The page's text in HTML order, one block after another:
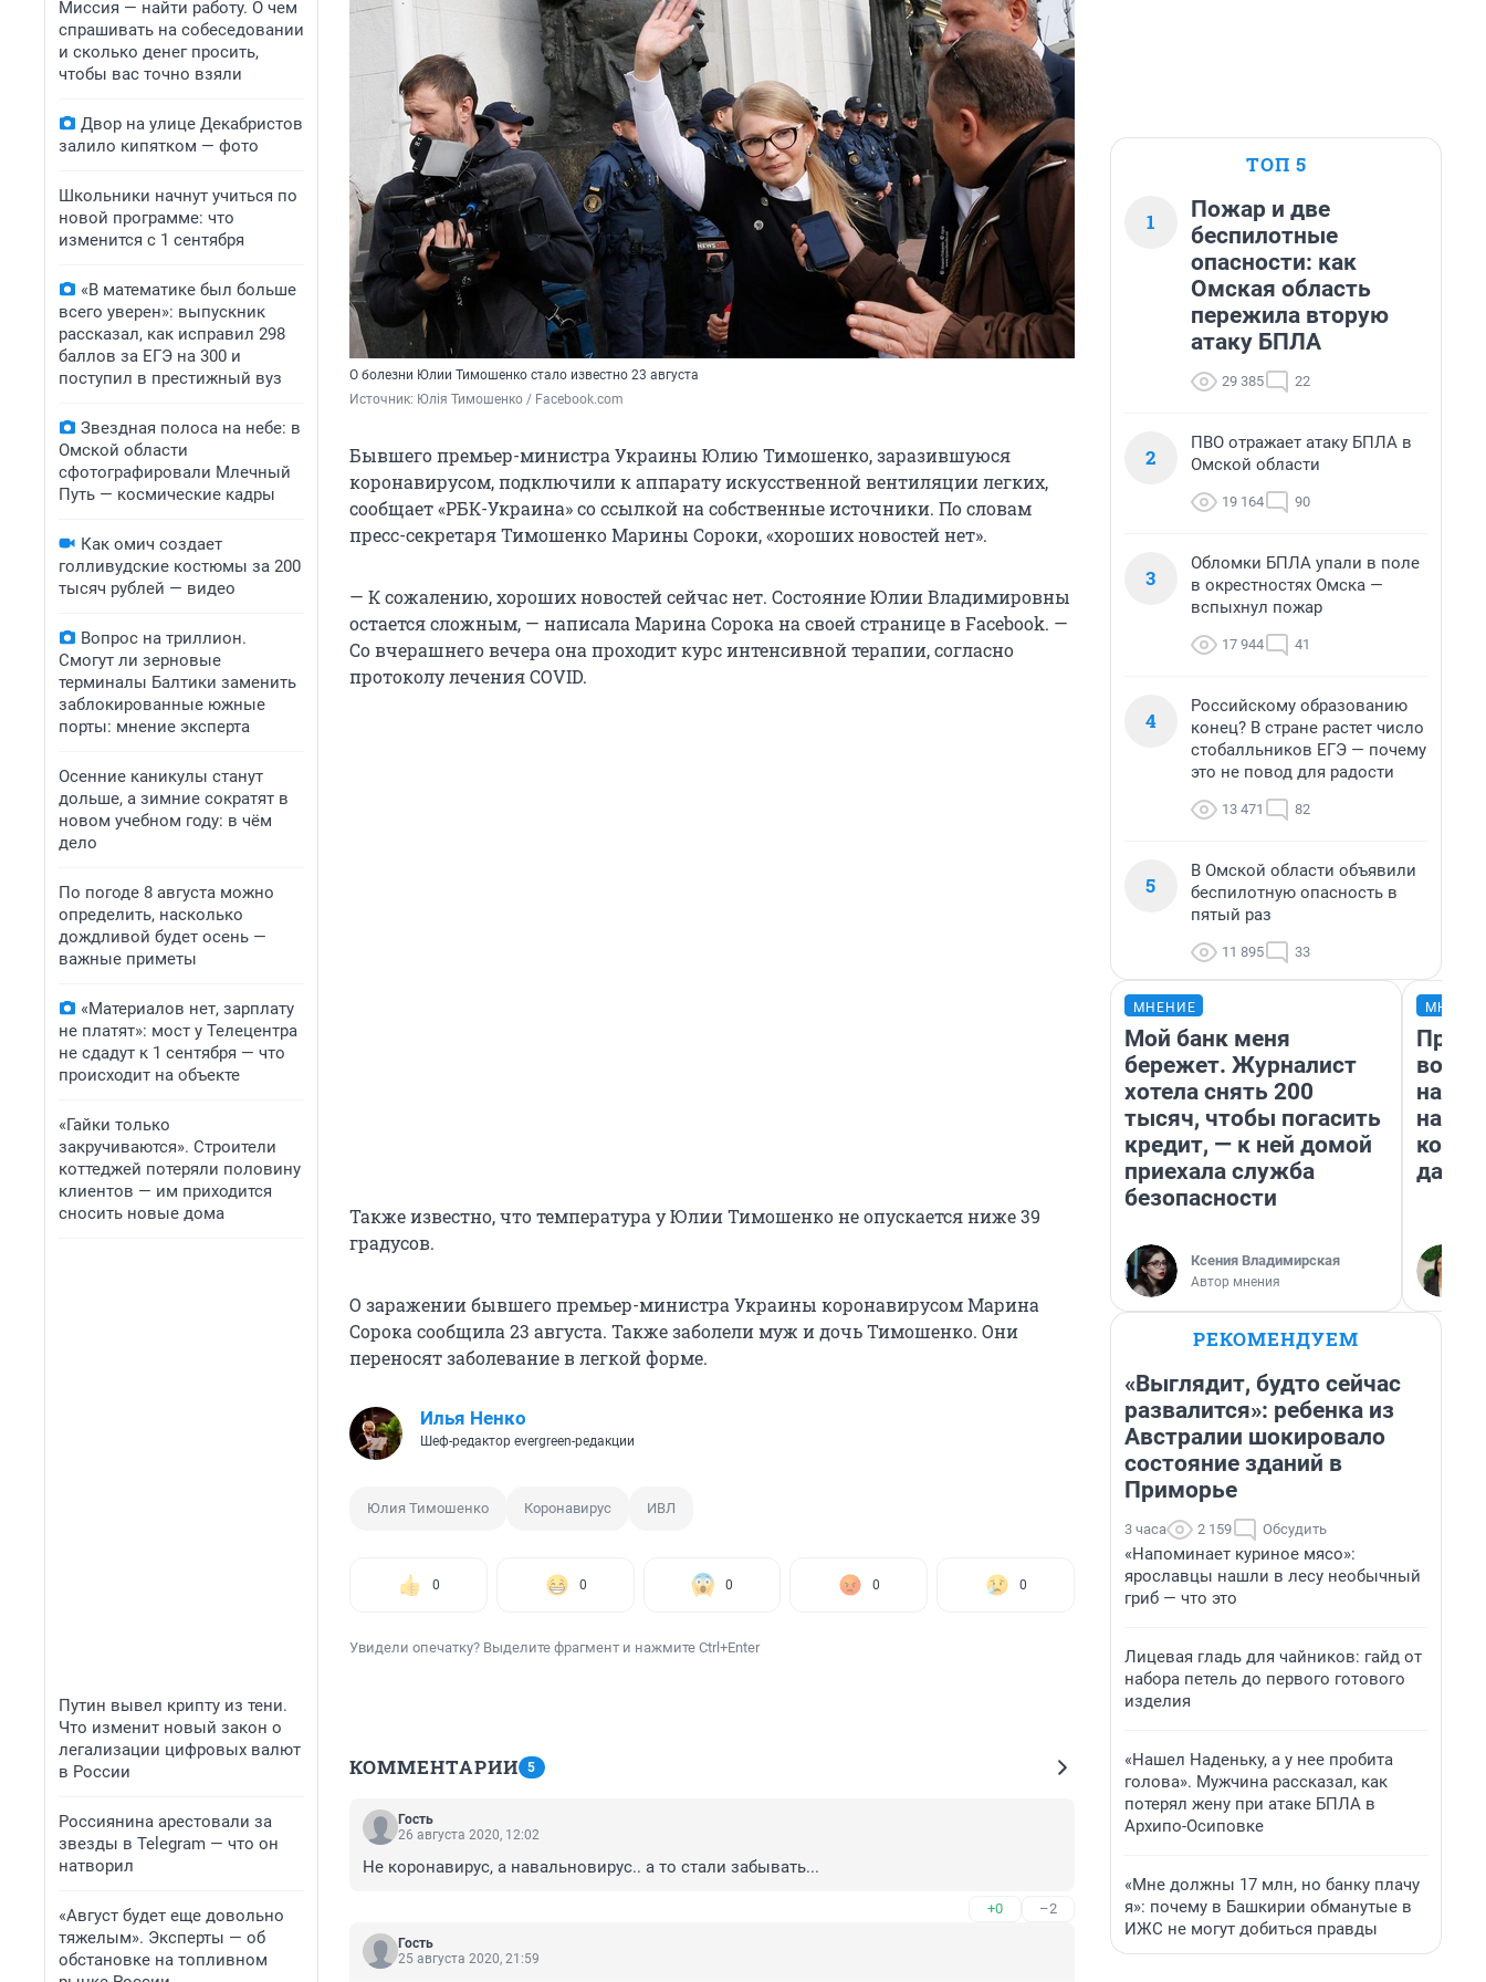
Миссия — найти работу. О чем
спрашивать на собеседовании
и сколько денег просить,
чтобы вас точно взяли
Двор на улице Декабристов
залило кипятком — фото
Школьники начнут учиться по
новой программе: что
изменится с 1 сентября
«В математике был больше
всего уверен»: выпускник
рассказал, как исправил 298
баллов за ЕГЭ на 300 и
поступил в престижный вуз
Звездная полоса на небе: в
Омской области
сфотографировали Млечный
Путь — космические кадры
Как омич создает
голливудские костюмы за 200
тысяч рублей — видео
Вопрос на триллион.
Смогут ли зерновые
терминалы Балтики заменить
заблокированные южные
порты: мнение эксперта
Осенние каникулы станут
дольше, а зимние сократят в
новом учебном году: в чём
дело
По погоде 8 августа можно
определить, насколько
дождливой будет осень —
важные приметы
«Материалов нет, зарплату
не платят»: мост у Телецентра
не сдадут к 1 сентября — что
происходит на объекте
«Гайки только
закручиваются». Строители
коттеджей потеряли половину
клиентов — им приходится
сносить новые дома
Путин вывел крипту из тени.
Что изменит новый закон о
легализации цифровых валют
в России
Россиянина арестовали за
звезды в Telegram — что он
натворил
«Август будет еще довольно
тяжелым». Эксперты — об
обстановке на топливном
О болезни Юлии Тимошенко стало известно 23 августа
Источник: Юлія Тимошенко / Facebook.com
Бывшего премьер-министра Украины Юлию Тимошенко, заразившуюся
коронавирусом, подключили к аппарату искусственной вентиляции легких,
сообщает «РБК-Украина» со ссылкой на собственные источники. По словам
пресс-секретаря Тимошенко Марины Сороки, «хороших новостей нет».
— К сожалению, хороших новостей сейчас нет. Состояние Юлии Владимировны
остается сложным, — написала Марина Сорока на своей странице в Facebook. —
Со вчерашнего вечера она проходит курс интенсивной терапии, согласно
протоколу лечения COVID.
Также известно, что температура у Юлии Тимошенко не опускается ниже 39
градусов.
О заражении бывшего премьер-министра Украины коронавирусом Марина
Сорока сообщила 23 августа. Также заболели муж и дочь Тимошенко. Они
переносят заболевание в легкой форме.
Илья Ненко
Шеф-редактор evergreen-редакции
Юлия Тимошенко Коронавирус ИВЛ
0 0 0 0 0
Увидели опечатку? Выделите фрагмент и нажмите Ctrl+Enter
КОММЕНТАРИИ 5
Гость
26 августа 2020, 12:02
Не коронавирус, а навальновирус.. а то стали забывать...
+0 –2
Гость
25 августа 2020, 21:59
ТОП 5
1
Пожар и две
беспилотные
опасности: как
Омская область
пережила вторую
атаку БПЛА
29 385 22
2
ПВО отражает атаку БПЛА в
Омской области
19 164 90
3
Обломки БПЛА упали в поле
в окрестностях Омска —
вспыхнул пожар
17 944 41
4
Российскому образованию
конец? В стране растет число
стобалльников ЕГЭ — почему
это не повод для радости
13 471 82
5
В Омской области объявили
беспилотную опасность в
пятый раз
11 895 33
МНЕНИЕ
Мой банк меня
бережет. Журналист
хотела снять 200
тысяч, чтобы погасить
кредит, — к ней домой
приехала служба
безопасности
Ксения Владимирская
Автор мнения
нам
даже
РЕКОМЕНДУЕМ
«Выглядит, будто сейчас
развалится»: ребенка из
Австралии шокировало
состояние зданий в
Приморье
3 часа 2 159 Обсудить
«Напоминает куриное мясо»:
ярославцы нашли в лесу необычный
гриб — что это
Лицевая гладь для чайников: гайд от
набора петель до первого готового
изделия
«Нашел Наденьку, а у нее пробита
голова». Мужчина рассказал, как
потерял жену при атаке БПЛА в
Архипо-Осиповке
«Мне должны 17 млн, но банку плачу
я»: почему в Башкирии обманутые в
ИЖС не могут добиться правды